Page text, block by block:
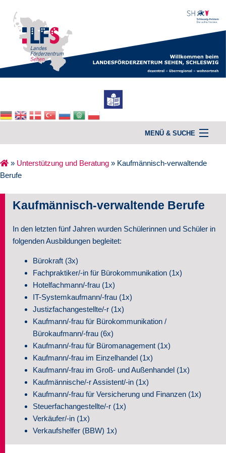
MENÜ & SUCHE
Home
Seminare
Über uns
» Unterstützung und Beratung » Kaufmännisch-verwaltende
Berufe
Kaufmännisch-verwaltende Berufe
In den letzten fünf Jahren wurden Schülerinnen und Schüler in
folgenden Ausbildungen begleitet:
Bürokraft (3x)
Fachpraktiker/-in für Bürokommunikation (1x)
Hotelfachmann/-frau (1x)
IT-Systemkaufmann/-frau (1x)
Justizfachangestellte/-r (1x)
Kaufmann/-frau für Bürokommunikation /
Bürokaufmann/-frau (6x)
Kaufmann/-frau für Büromanagement (1x)
Kaufmann/-frau im Einzelhandel (1x)
Kaufmann/-frau im Groß- und Außenhandel (1x)
Kaufmännische/-r Assistent/-in (1x)
Kaufmann/-frau für Versicherung und Finanzen (1x)
Steuerfachangestellte/-r (1x)
Verkäufer/-in (1x)
Verkaufshelfer (BBW) 1x)